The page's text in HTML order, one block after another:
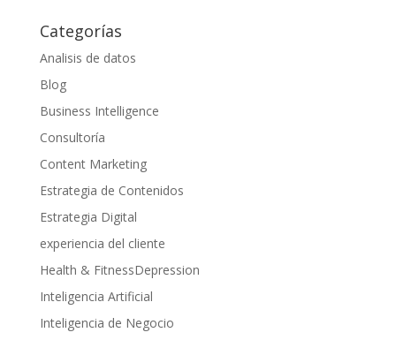
Categorías
Analisis de datos
Blog
Business Intelligence
Consultoría
Content Marketing
Estrategia de Contenidos
Estrategia Digital
experiencia del cliente
Health & FitnessDepression
Inteligencia Artificial
Inteligencia de Negocio